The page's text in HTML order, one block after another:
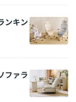
ンキン
ファラ